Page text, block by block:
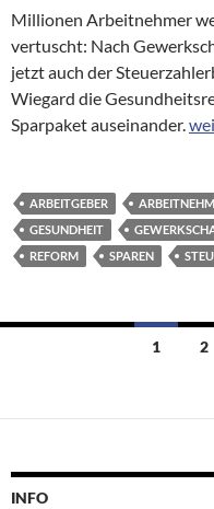
Millionen Arbeitnehmer
vertuscht: Nach
jetzt auch der
Wiegard die
Sparpaket auseinander.
ARBEITGEBER
GESUNDHEIT
REFORM
SPAREN
1 2
INFO